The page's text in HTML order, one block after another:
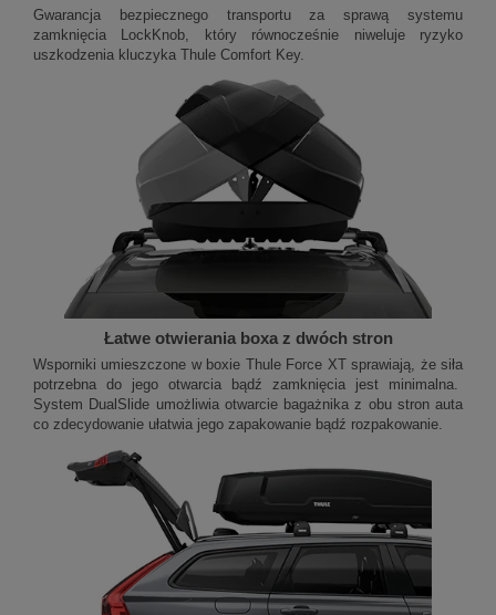
Gwarancja bezpiecznego transportu za sprawą systemu
zamknięcia LockKnob, który równocześnie niweluje ryzyko
uszkodzenia kluczyka Thule Comfort Key.
Łatwe otwierania boxa z dwóch stron
Wsporniki umieszczone w boxie Thule Force XT sprawiają, że siła
potrzebna do jego otwarcia bądź zamknięcia jest minimalna.
System DualSlide umożliwia otwarcie bagażnika z obu stron auta
co zdecydowanie ułatwia jego zapakowanie bądź rozpakowanie.